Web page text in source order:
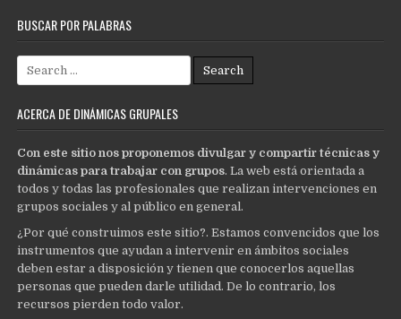
BUSCAR POR PALABRAS
for:
ACERCA DE DINÁMICAS GRUPALES
Con este sitio nos proponemos divulgar y compartir técnicas y
dinámicas para trabajar con grupos. La web está orientada a
todos y todas las profesionales que realizan intervenciones en
grupos sociales y al público en general.
¿Por qué construimos este sitio?. Estamos convencidos que los
instrumentos que ayudan a intervenir en ámbitos sociales
deben estar a disposición y tienen que conocerlos aquellas
personas que pueden darle utilidad. De lo contrario, los
recursos pierden todo valor.